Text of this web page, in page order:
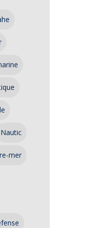
Nautic
mer